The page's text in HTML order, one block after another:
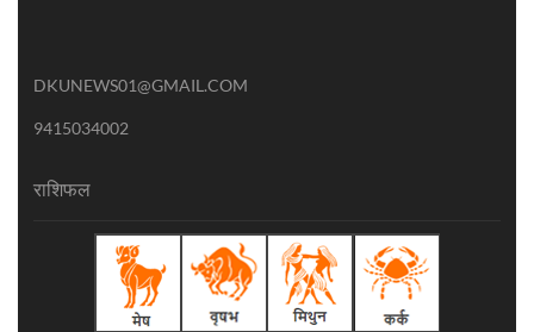
DKUNEWS01@GMAIL.COM
9415034002
राशिफल